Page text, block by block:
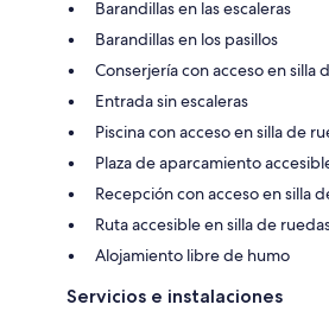
Barandillas en las escaleras
Barandillas en los pasillos
Conserjería con acceso en silla
Entrada sin escaleras
Piscina con acceso en silla de
Plaza de aparcamiento
Recepción con acceso en silla
Ruta accesible en silla de
Alojamiento libre de humo
Servicios e instalaciones